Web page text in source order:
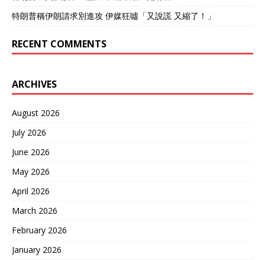
特朗普稱伊朗請求別進攻 伊媒狂噓「又說謊 又縮了！」
RECENT COMMENTS
ARCHIVES
August 2026
July 2026
June 2026
May 2026
April 2026
March 2026
February 2026
January 2026